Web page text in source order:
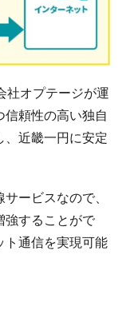
社オプテージが運
信頼性の高い独自
、近畿一円に安定
ービスなので、
強することがで
ト通信を実現可能